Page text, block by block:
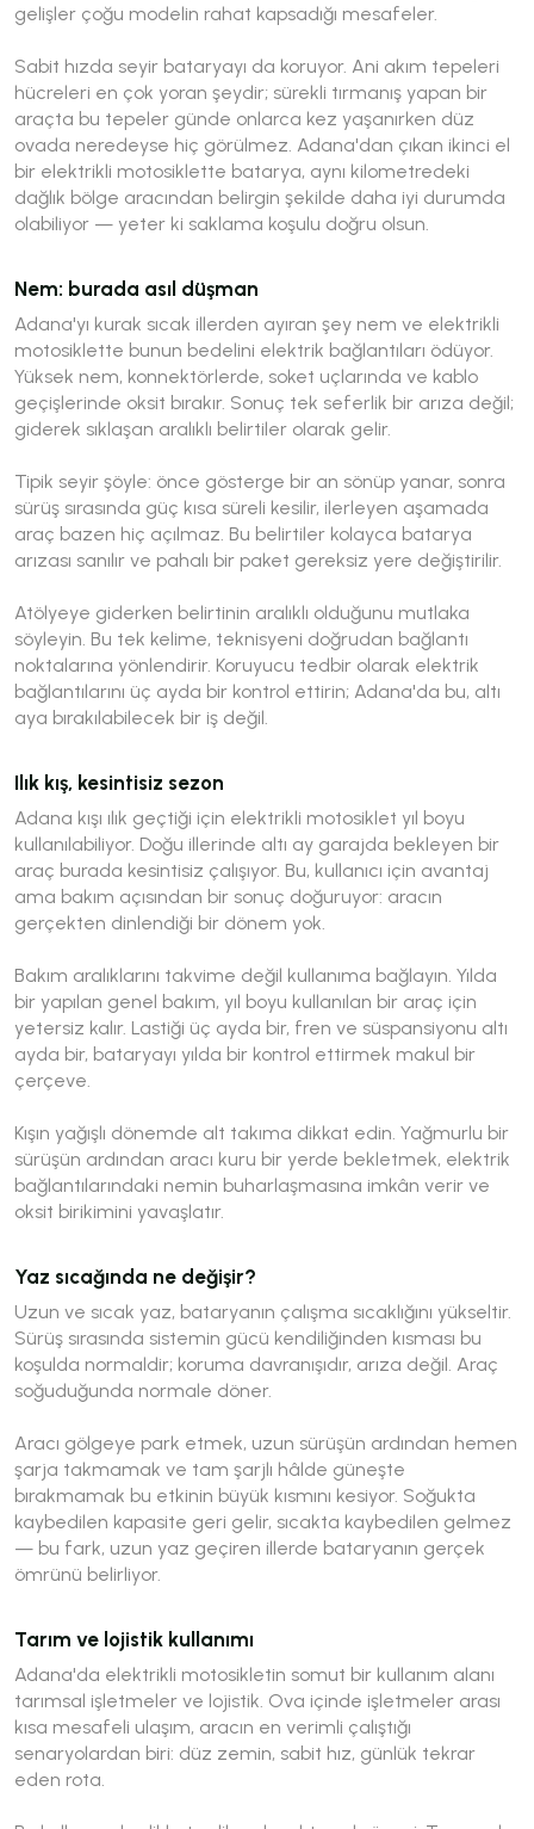
gelişler çoğu modelin rahat kapsadığı mesafeler.
Sabit hızda seyir bataryayı da koruyor. Ani akım tepeleri
hücreleri en çok yoran şeydir; sürekli tırmanış yapan bir
araçta bu tepeler günde onlarca kez yaşanırken düz
ovada neredeyse hiç görülmez. Adana'dan çıkan ikinci el
bir elektrikli motosiklette batarya, aynı kilometredeki
dağlık bölge aracından belirgin şekilde daha iyi durumda
olabiliyor — yeter ki saklama koşulu doğru olsun.
Nem: burada asıl düşman
Adana'yı kurak sıcak illerden ayıran şey nem ve elektrikli
motosiklette bunun bedelini elektrik bağlantıları ödüyor.
Yüksek nem, konnektörlerde, soket uçlarında ve kablo
geçişlerinde oksit bırakır. Sonuç tek seferlik bir arıza değil;
giderek sıklaşan aralıklı belirtiler olarak gelir.
Tipik seyir şöyle: önce gösterge bir an sönüp yanar, sonra
sürüş sırasında güç kısa süreli kesilir, ilerleyen aşamada
araç bazen hiç açılmaz. Bu belirtiler kolayca batarya
arızası sanılır ve pahalı bir paket gereksiz yere değiştirilir.
Atölyeye giderken belirtinin aralıklı olduğunu mutlaka
söyleyin. Bu tek kelime, teknisyeni doğrudan bağlantı
noktalarına yönlendirir. Koruyucu tedbir olarak elektrik
bağlantılarını üç ayda bir kontrol ettirin; Adana'da bu, altı
aya bırakılabilecek bir iş değil.
Ilık kış, kesintisiz sezon
Adana kışı ılık geçtiği için elektrikli motosiklet yıl boyu
kullanılabiliyor. Doğu illerinde altı ay garajda bekleyen bir
araç burada kesintisiz çalışıyor. Bu, kullanıcı için avantaj
ama bakım açısından bir sonuç doğuruyor: aracın
gerçekten dinlendiği bir dönem yok.
Bakım aralıklarını takvime değil kullanıma bağlayın. Yılda
bir yapılan genel bakım, yıl boyu kullanılan bir araç için
yetersiz kalır. Lastiği üç ayda bir, fren ve süspansiyonu altı
ayda bir, bataryayı yılda bir kontrol ettirmek makul bir
çerçeve.
Kışın yağışlı dönemde alt takıma dikkat edin. Yağmurlu bir
sürüşün ardından aracı kuru bir yerde bekletmek, elektrik
bağlantılarındaki nemin buharlaşmasına imkân verir ve
oksit birikimini yavaşlatır.
Yaz sıcağında ne değişir?
Uzun ve sıcak yaz, bataryanın çalışma sıcaklığını yükseltir.
Sürüş sırasında sistemin gücü kendiliğinden kısması bu
koşulda normaldir; koruma davranışıdır, arıza değil. Araç
soğuduğunda normale döner.
Aracı gölgeye park etmek, uzun sürüşün ardından hemen
şarja takmamak ve tam şarjlı hâlde güneşte
bırakmamak bu etkinin büyük kısmını kesiyor. Soğukta
kaybedilen kapasite geri gelir, sıcakta kaybedilen gelmez
— bu fark, uzun yaz geçiren illerde bataryanın gerçek
ömrünü belirliyor.
Tarım ve lojistik kullanımı
Adana'da elektrikli motosikletin somut bir kullanım alanı
tarımsal işletmeler ve lojistik. Ova içinde işletmeler arası
kısa mesafeli ulaşım, aracın en verimli çalıştığı
senaryolardan biri: düz zemin, sabit hız, günlük tekrar
eden rota.